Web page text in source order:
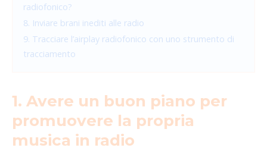
radiofonico?
8. Inviare brani inediti alle radio
9. Tracciare l’airplay radiofonico con uno strumento di
tracciamento
1. Avere un buon piano per
promuovere la propria
musica in radio